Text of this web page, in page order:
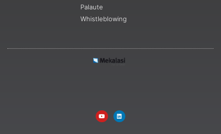
Palaute
Whistleblowing